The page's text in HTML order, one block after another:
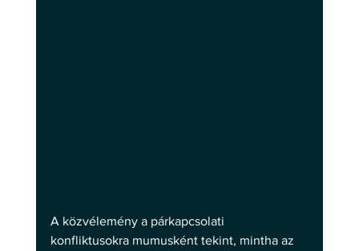
A közvélemény a párkapcsolati
konfliktusokra mumusként tekint, mintha az